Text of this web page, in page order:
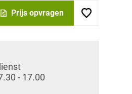
request_quote Prijs opvragen
- 17.00